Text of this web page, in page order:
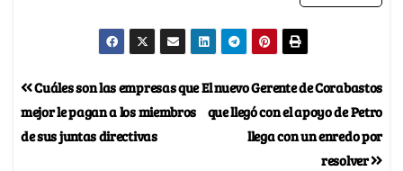
El nuevo Gerente de Corabastos
que llegó con el apoyo de Petro
llega con un enredo por
resolver
Cuáles son las empresas que
mejor le pagan a los miembros
de sus juntas directivas